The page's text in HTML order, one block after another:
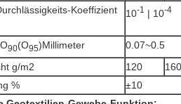
Koeffizient
10-1 | 10-4
90(O95)Millimeter
0.07~0.5
g/m2 120 160
%
±10